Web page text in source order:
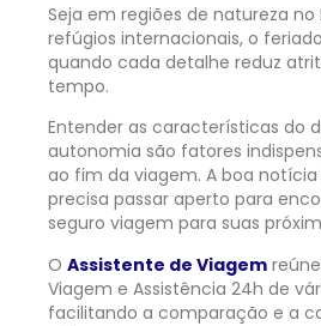
Seja em regiões de natureza no
refúgios internacionais, o
quando cada detalhe reduz
tempo.
Entender as características do
autonomia são fatores
ao fim da viagem. A boa
precisa passar aperto para
seguro viagem para suas
O Assistente de Viagem
Viagem e Assistência 24h de
facilitando a comparação e a